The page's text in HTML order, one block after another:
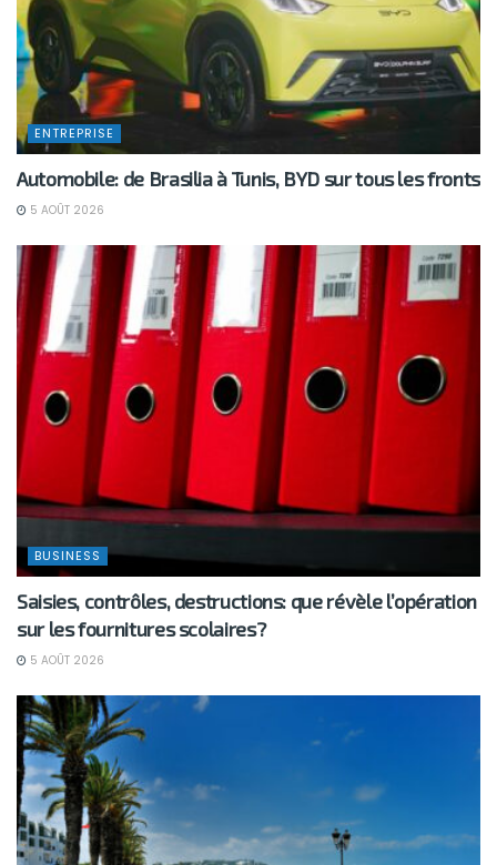
ENTREPRISE
Automobile: de Brasilia à Tunis, BYD sur tous les fronts
5 AOÛT 2026
BUSINESS
Saisies, contrôles, destructions: que révèle l’opération
sur les fournitures scolaires?
5 AOÛT 2026